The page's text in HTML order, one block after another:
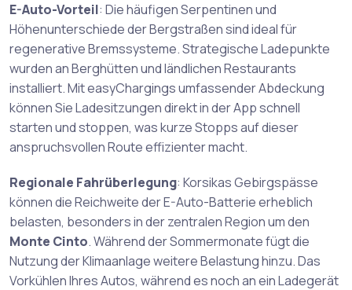
E-Auto-Vorteil: Die häufigen Serpentinen und
Höhenunterschiede der Bergstraßen sind ideal für
regenerative Bremssysteme. Strategische Ladepunkte
wurden an Berghütten und ländlichen Restaurants
installiert. Mit easyChargings umfassender Abdeckung
können Sie Ladesitzungen direkt in der App schnell
starten und stoppen, was kurze Stopps auf dieser
anspruchsvollen Route effizienter macht.
Regionale Fahrüberlegung: Korsikas Gebirgspässe
können die Reichweite der E-Auto-Batterie erheblich
belasten, besonders in der zentralen Region um den
Monte Cinto. Während der Sommermonate fügt die
Nutzung der Klimaanlage weitere Belastung hinzu. Das
Vorkühlen Ihres Autos, während es noch an ein Ladegerät